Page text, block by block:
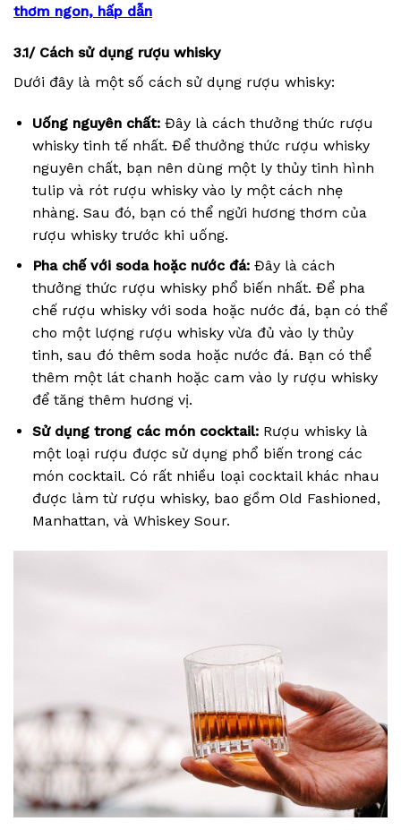
thơm ngon, hấp dẫn
3.1/ Cách sử dụng rượu whisky
Dưới đây là một số cách sử dụng rượu whisky:
Uống nguyên chất:Đây là cách thưởng thức rượu
whisky tinh tế nhất. Để thưởng thức rượu whisky
nguyên chất, bạn nên dùng một ly thủy tinh hình
tulip và rót rượu whisky vào ly một cách nhẹ
nhàng. Sau đó, bạn có thể ngửi hương thơm của
rượu whisky trước khi uống.
Pha chế với soda hoặc nước đá:Đây là cách
thưởng thức rượu whisky phổ biến nhất. Để pha
chế rượu whisky với soda hoặc nước đá, bạn có thể
cho một lượng rượu whisky vừa đủ vào ly thủy
tinh, sau đó thêm soda hoặc nước đá. Bạn có thể
thêm một lát chanh hoặc cam vào ly rượu whisky
để tăng thêm hương vị.
Sử dụng trong các món cocktail:Rượu whisky là
một loại rượu được sử dụng phổ biến trong các
món cocktail. Có rất nhiều loại cocktail khác nhau
được làm từ rượu whisky, bao gồm Old Fashioned,
Manhattan, và Whiskey Sour.